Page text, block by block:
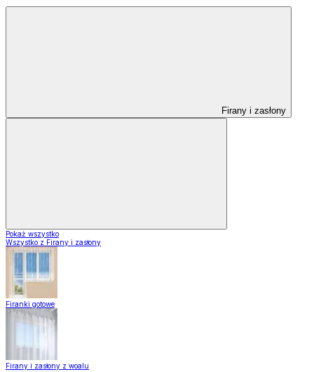
Firany i zasłony
Pokaż wszystko
Wszystko z Firany i zasłony
Firanki gotowe
Firany i zasłony z woalu